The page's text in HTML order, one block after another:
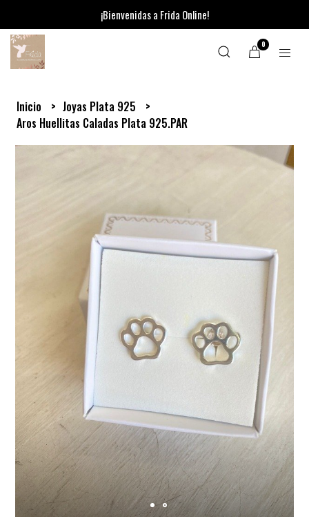
¡Bienvenidas a Frida Online!
0
Inicio
Joyas Plata 925
Aros Huellitas Caladas Plata 925.PAR